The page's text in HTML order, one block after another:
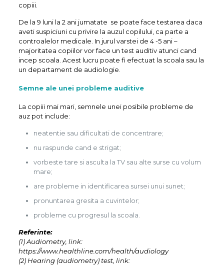
copiii.
De la 9 luni la 2 ani jumatate se poate face testarea daca
aveti suspiciuni cu privire la auzul copilului, ca parte a
controalelor medicale. In jurul varstei de 4 -5 ani –
majoritatea copiilor vor face un test auditiv atunci cand
incep scoala. Acest lucru poate fi efectuat la scoala sau la
un departament de audiologie.
Semne ale unei probleme auditive
La copiii mai mari, semnele unei posibile probleme de
auz pot include:
neatentie sau dificultati de concentrare;
nu raspunde cand e strigat;
vorbeste tare si asculta la TV sau alte surse cu volum
mare;
are probleme in identificarea sursei unui sunet;
pronuntarea gresita a cuvintelor;
probleme cu progresul la scoala.
Referinte:
(1) Audiometry, link:
https://www.healthline.com/health/audiology
(2) Hearing (audiometry) test, link: